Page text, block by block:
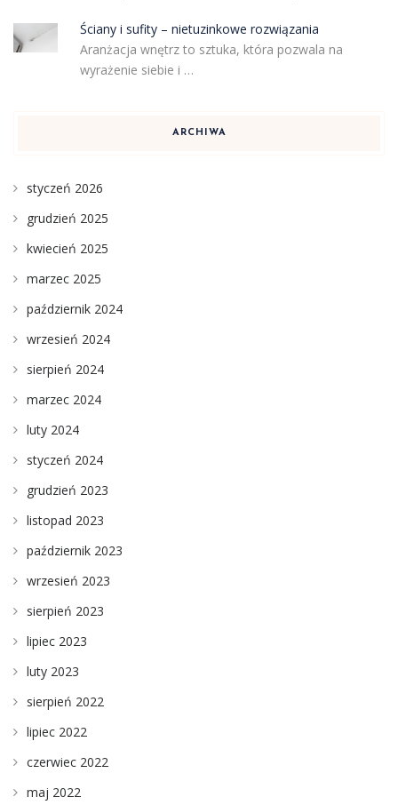
Ściany i sufity – nietuzinkowe rozwiązania
Aranżacja wnętrz to sztuka, która pozwala na
wyrażenie siebie i …
ARCHIWA
styczeń 2026
grudzień 2025
kwiecień 2025
marzec 2025
październik 2024
wrzesień 2024
sierpień 2024
marzec 2024
luty 2024
styczeń 2024
grudzień 2023
listopad 2023
październik 2023
wrzesień 2023
sierpień 2023
lipiec 2023
luty 2023
sierpień 2022
lipiec 2022
czerwiec 2022
maj 2022